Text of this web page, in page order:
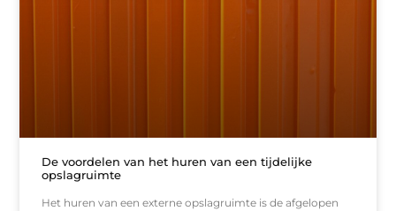
De voordelen van het huren van een tijdelijke
opslagruimte
Het huren van een externe opslagruimte is de afgelopen